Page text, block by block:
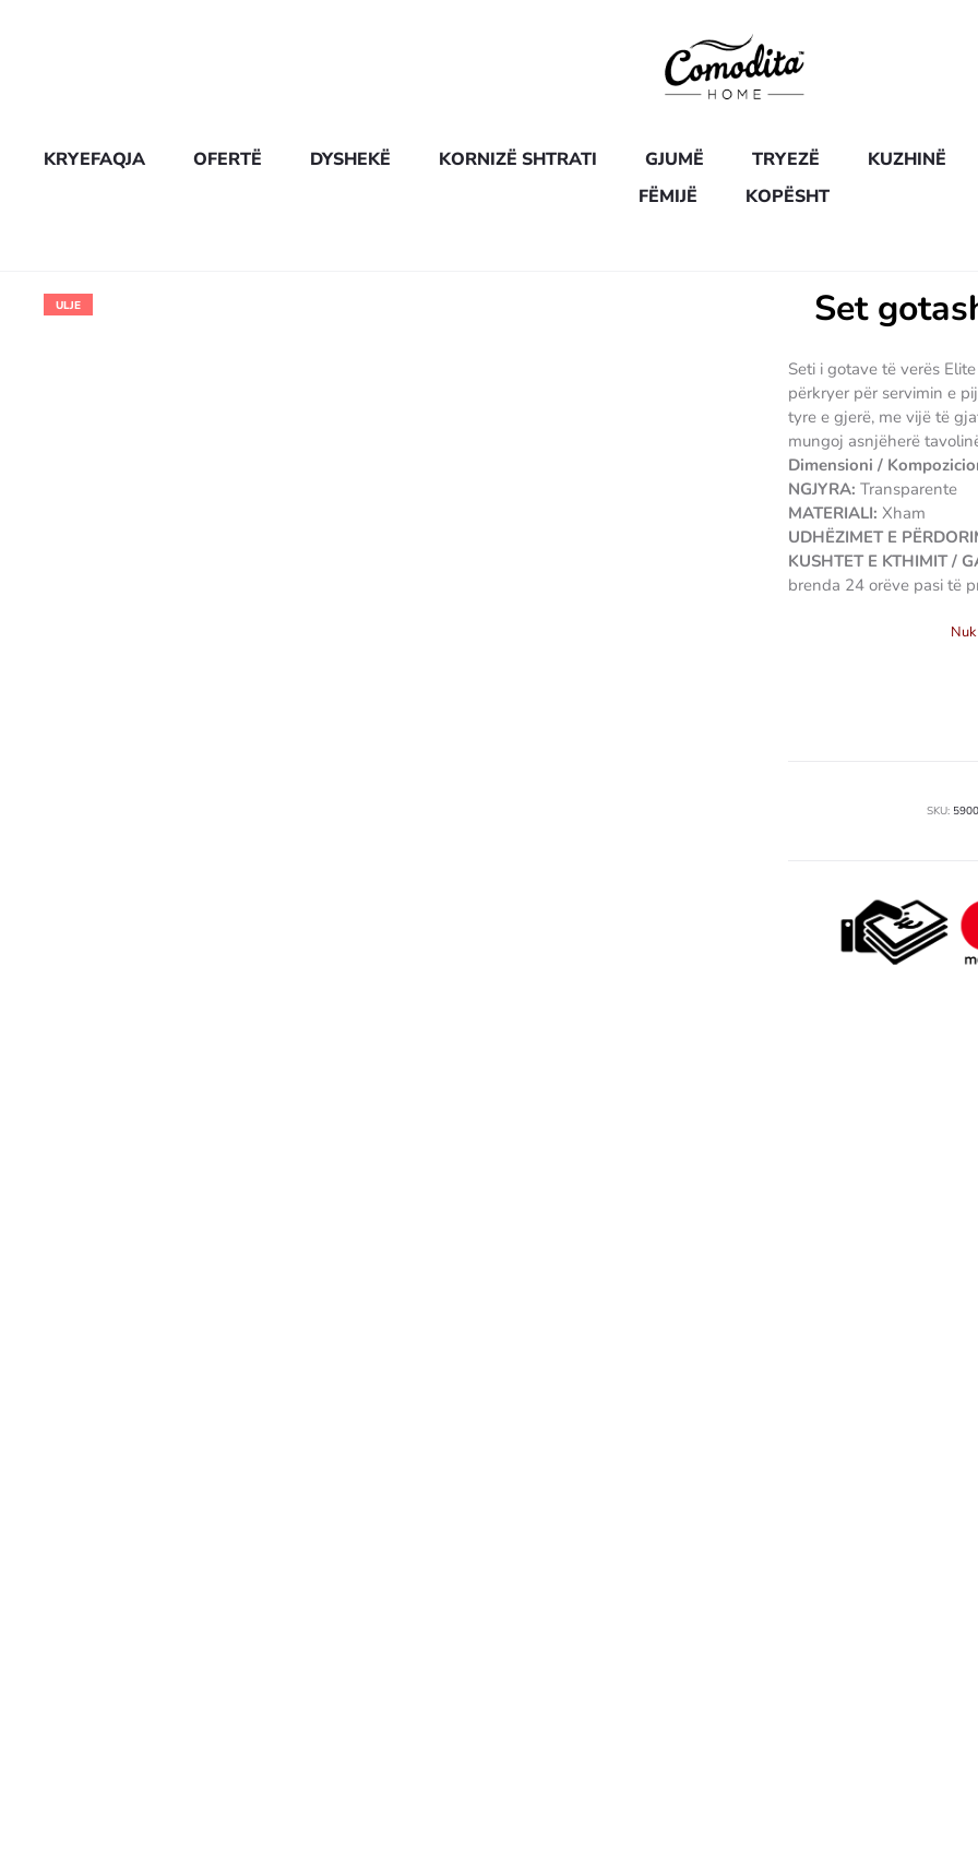
KRYEFAQJA OFERTË DYSHEKË KORNIZË SHTRATI GJUMË TRYEZË
KUZHINË
FËMIJË
KOPËSHT
ULJE Set
Seti i gotave të verës
përkryer për servimin e
tyre e gjerë, me vijë të
mungoj asnjëherë
Dimensioni /
NGJYRA: Transparente
MATERIALI: Xham
UDHËZIMET E
KUSHTET E KTHIMIT /
brenda 24 orëve pasi të
SKU: